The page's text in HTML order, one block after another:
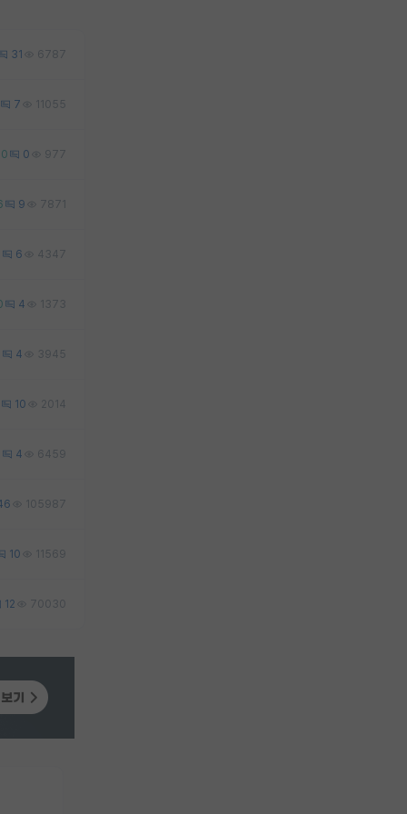
31 6787
7 11055
0 0 977
9 7871
6 4347
4 1373
4 3945
10 2014
4 6459
105987
10 11569
12 70030